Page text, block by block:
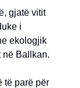
gjatë vitit
i
ekologjik
në Ballkan.
të parë për